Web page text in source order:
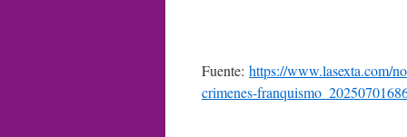
Fuente: https://www.lasexta.com/
crimenes-